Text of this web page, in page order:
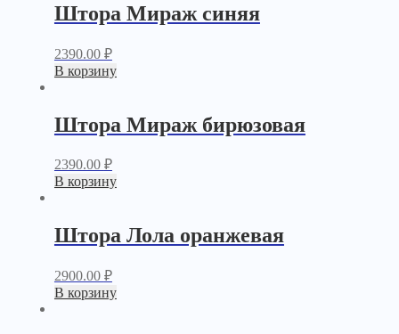
Штора Мираж синяя
2390.00 ₽
В корзину
Штора Мираж бирюзовая
2390.00 ₽
В корзину
Штора Лола оранжевая
2900.00 ₽
В корзину